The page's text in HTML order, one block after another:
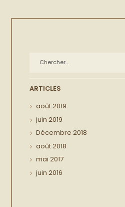
ARTICLES
août2019
juin 2019
Décembre 2018
août2018
mai 2017
juin 2016